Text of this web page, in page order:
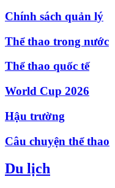
Chính sách quản lý
Thể thao trong nước
Thể thao quốc tế
World Cup 2026
Hậu trường
Câu chuyện thể thao
Du lịch